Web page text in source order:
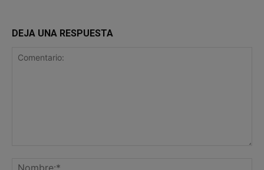
DEJA UNA RESPUESTA